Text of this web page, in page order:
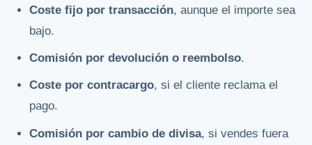
Coste fijo por transacción, aunque el importe sea
bajo.
Comisión por devolución o reembolso.
Coste por contracargo, si el cliente reclama el
pago.
Comisión por cambio de divisa, si vendes fuera